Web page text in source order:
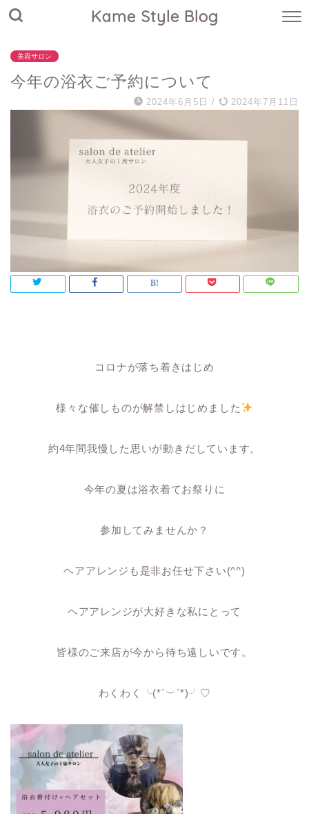
Kame Style Blog
美容サロン
今年の浴衣ご予約について
2024年6月5日 / 2024年7月11日
コロナが落ち着きはじめ
様々な催しものが解禁しはじめました
約4年間我慢した思いが動きだしています。
今年の夏は浴衣着てお祭りに
参加してみませんか？
ヘアアレンジも是非お任せ下さい(^^)
ヘアアレンジが大好きな私にとって
皆様のご来店が今から待ち遠しいです。
わくわく╰(*´︶`*)╯♡